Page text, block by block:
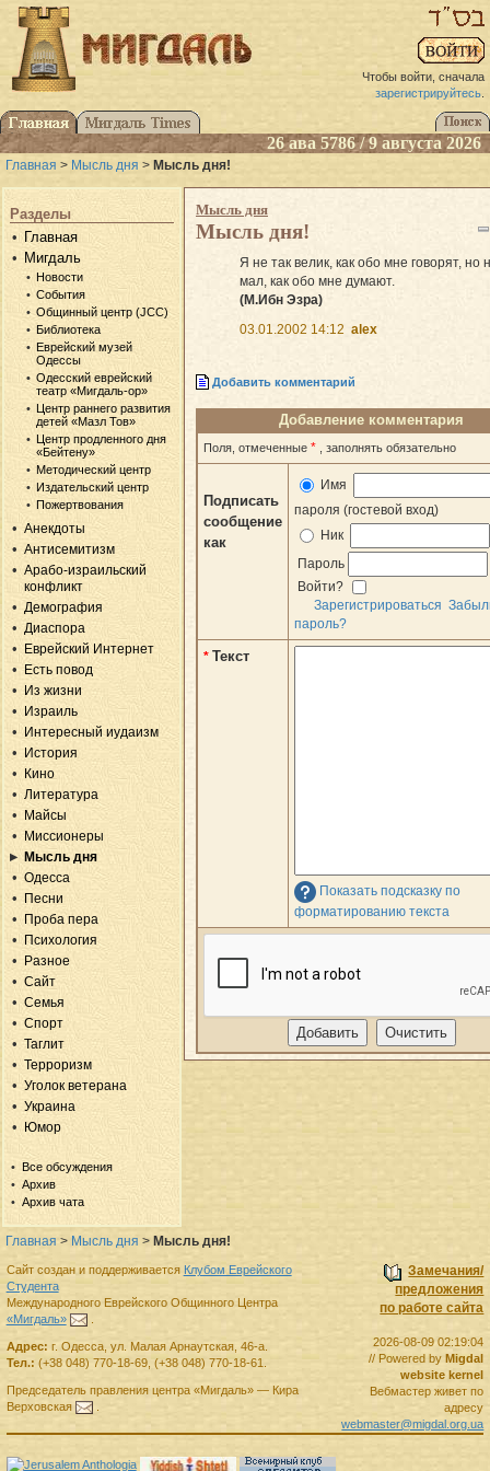
Чтобы войти, сначала
зарегистрируйтесь.
26 ава 5786 / 9 августа 2026
Главная > Мысль дня > Мысль дня!
Разделы
Главная
Мигдаль
Новости
События
Общинный центр (JCC)
Библиотека
Еврейский музей
Одессы
Одесский еврейский
театр «Мигдаль-ор»
Центр раннего развития
детей «Мазл Тов»
Центр продленного дня
«Бейтену»
Методический центр
Издательский центр
Пожертвования
Анекдоты
Антисемитизм
Арабо-израильский
конфликт
Демография
Диаспора
Еврейский Интернет
Есть повод
Из жизни
Израиль
Интересный иудаизм
История
Кино
Литература
Майсы
Миссионеры
Мысль дня
Одесса
Песни
Проба пера
Психология
Разное
Сайт
Семья
Спорт
Таглит
Терроризм
Уголок ветерана
Украина
Юмор
Все обсуждения
Архив
Архив чата
Мысль дня
Мысль дня!
Я не так велик, как обо мне говорят, но
мал, как обо мне думают.
(М.Ибн Эзра)
03.01.2002 14:12 alex
Добавить комментарий
Добавление комментария
Поля, отмеченные * , заполнять обязательно
Подписать
сообщение
как
Имя
пароля (гостевой вход)
Ник
Пароль
Войти?
Зарегистрироваться
пароль?
* Текст
Показать подсказку по
форматированию текста
Главная > Мысль дня > Мысль дня!
Замечания/
предложения
по работе сайта
2026-08-09 02:19:04
// Powered byMigdal
website kernel
Вебмастер живет по
адресу
webmaster@migdal.org.ua
Сайт создан и поддерживается Клубом Еврейского
Студента
Международного Еврейского Общинного Центра
«Мигдаль»
.
Адрес: г. Одесса, ул. Малая Арнаутская, 46-а.
Тел.: (+38 048) 770-18-69, (+38 048) 770-18-61
Председатель правленияцентра «Мигдаль»— Кира
Верховская
.